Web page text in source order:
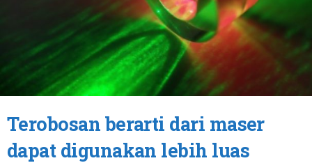
Terobosan berarti dari maser
dapat digunakan lebih luas